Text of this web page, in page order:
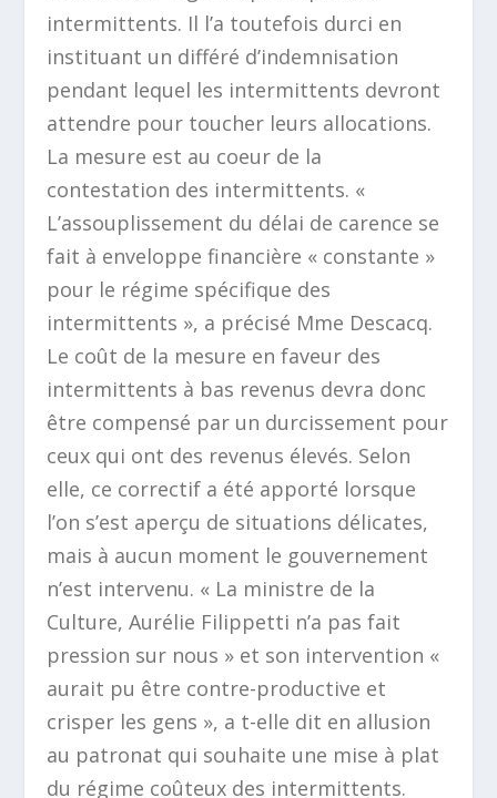
intermittents. Il l’a toutefois durci en
instituant un différé d’indemnisation
pendant lequel les intermittents devront
attendre pour toucher leurs allocations.
La mesure est au coeur de la
contestation des intermittents. «
L’assouplissement du délai de carence se
fait à enveloppe financière « constante »
pour le régime spécifique des
intermittents », a précisé Mme Descacq.
Le coût de la mesure en faveur des
intermittents à bas revenus devra donc
être compensé par un durcissement pour
ceux qui ont des revenus élevés. Selon
elle, ce correctif a été apporté lorsque
l’on s’est aperçu de situations délicates,
mais à aucun moment le gouvernement
n’est intervenu. « La ministre de la
Culture, Aurélie Filippetti n’a pas fait
pression sur nous » et son intervention «
aurait pu être contre-productive et
crisper les gens », a t-elle dit en allusion
au patronat qui souhaite une mise à plat
du régime coûteux des intermittents.